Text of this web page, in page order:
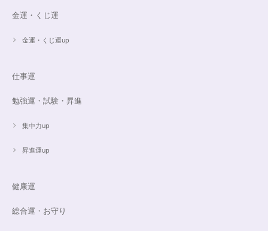
金運・くじ運
金運・くじ運up
仕事運
勉強運・試験・昇進
集中力up
昇進運up
健康運
総合運・お守り